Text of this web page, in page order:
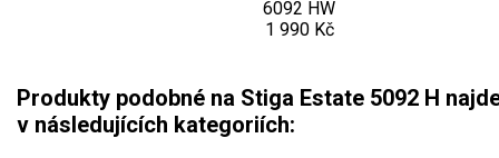
Náhradní díly pro motorové pily
6092 HW
1 990 Kč
Produkty podobné na Stiga Estate 5092 H
v následujících kategoriích: